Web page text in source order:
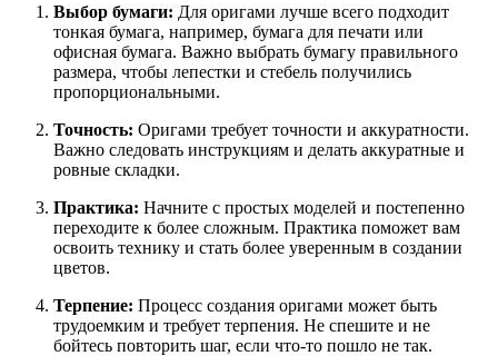
Выбор бумаги: Для оригами лучше всего подходит
тонкая бумага, например, бумага для печати или
офисная бумага. Важно выбрать бумагу правильного
размера, чтобы лепестки и стебель получились
пропорциональными.
Точность: Оригами требует точности и аккуратности.
Важно следовать инструкциям и делать аккуратные и
ровные складки.
Практика: Начните с простых моделей и постепенно
переходите к более сложным. Практика поможет вам
освоить технику и стать более уверенным в создании
цветов.
Терпение: Процесс создания оригами может быть
трудоемким и требует терпения. Не спешите и не
бойтесь повторить шаг, если что-то пошло не так.